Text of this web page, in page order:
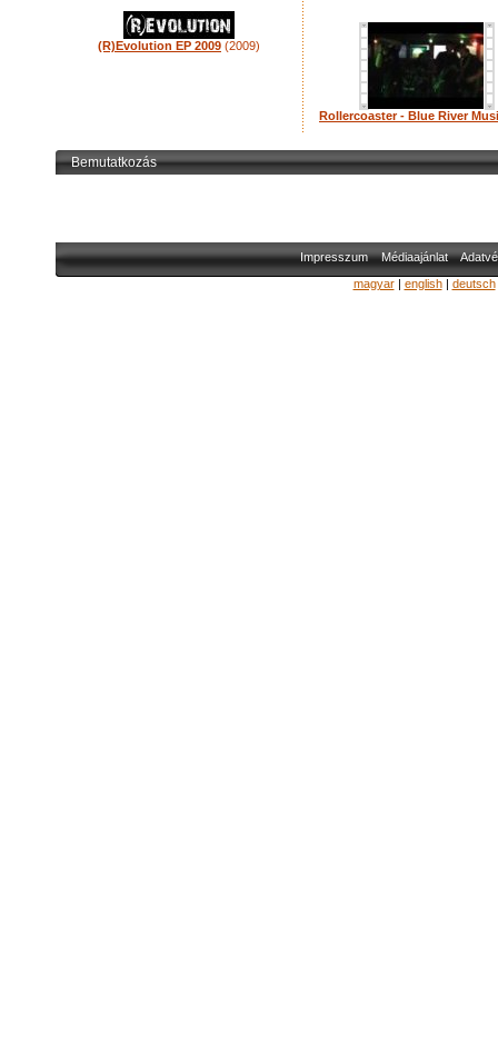
(R)Evolution EP 2009 (2009)
Rollercoaster - Blue River
Bemutatkozás
Impresszum Médiaajánlat
magyar| english| deutsch